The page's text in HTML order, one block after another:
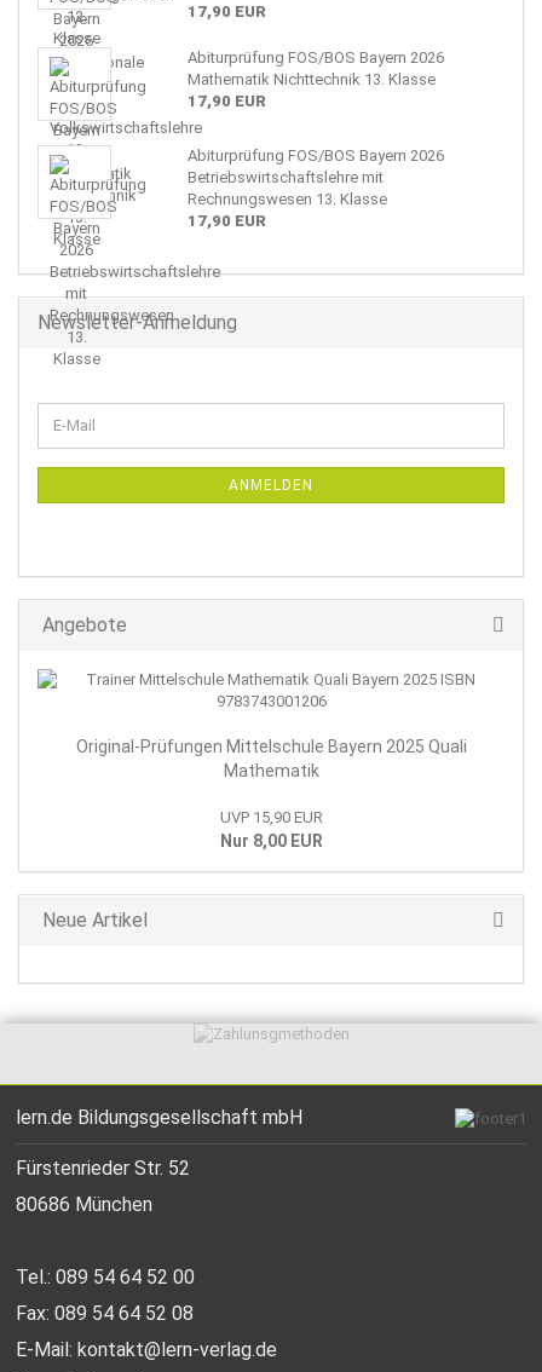
17,90 EUR
Abiturprüfung FOS/BOS Bayern 2026
Mathematik Nichttechnik 13. Klasse
17,90 EUR
Abiturprüfung FOS/BOS Bayern 2026
Betriebswirtschaftslehre mit
Rechnungswesen 13. Klasse
17,90 EUR
Newsletter-Anmeldung
ZUR
NEWSLETTER-
E-
Mail
ANMELDEN
Angebote
Original-Prüfungen Mittelschule Bayern 2025 Quali
Mathematik
UVP 15,90 EUR
Nur 8,00 EUR
Neue Artikel
lern.de Bildungsgesellschaft mbH
Fürstenrieder Str. 52
80686 München
Tel.: 089 54 64 52 00
Fax: 089 54 64 52 08
E-Mail:kontakt@lern-verlag.de